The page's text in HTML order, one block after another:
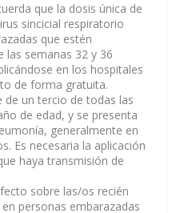
que la dosis única de
sincicial respiratorio
que estén
semanas 32 y 36
en los hospitales
de forma gratuita.
de un tercio de todas las
de edad, y se presenta
generalmente en
Es necesaria la aplicación
haya transmisión de
sobre las/os recién
personas embarazadas